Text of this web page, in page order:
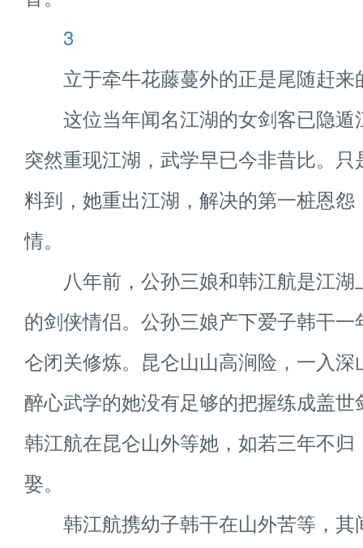
3
立于牵牛花藤蔓外的正是尾随赶来
这位当年闻名江湖的女剑客已隐遁
突然重现江湖，武学早已今非昔比。
料到，她重出江湖，解决的第一桩恩
情。
八年前，公孙三娘和韩江航是江湖
的剑侠情侣。公孙三娘产下爱子韩干
仑闭关修炼。昆仑山山高涧险，一入
醉心武学的她没有足够的把握练成盖
韩江航在昆仑山外等她，如若三年不归
娶。
韩江航携幼子韩干在山外苦等，其